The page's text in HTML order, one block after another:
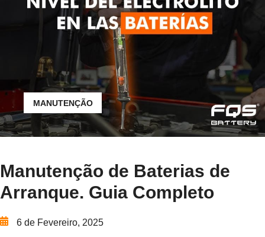
MANUTENÇÃO
Manutenção de Baterias de
Arranque. Guia Completo
6 de Fevereiro, 2025